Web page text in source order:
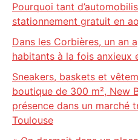
Pourquoi tant
stationnement gratuit en
Dans les Corbières, un an
habitants à la fois anxieux
Sneakers, baskets et
boutique de 300 m², New
présence dans un marché
Toulouse